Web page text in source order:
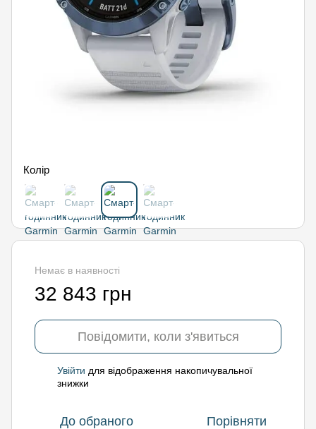
Колір
Немає в наявності
32 843 грн
Повідомити, коли з'явиться
Увійти для відображення накопичувальної
знижки
До обраного Порівняти